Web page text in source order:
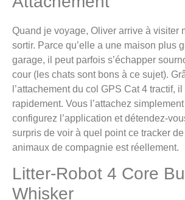
Quand je voyage, Oliver arrive à visiter
sortir. Parce qu’elle a une maison plus
garage, il peut parfois s’échapper
cour (les chats sont bons à ce sujet).
l’attachement du col GPS Cat 4 tractif,
rapidement. Vous l’attachez
configurez l’application et détendez-
surpris de voir à quel point ce tracker
animaux de compagnie est réellement.
Litter-Robot 4 Core
Whisker